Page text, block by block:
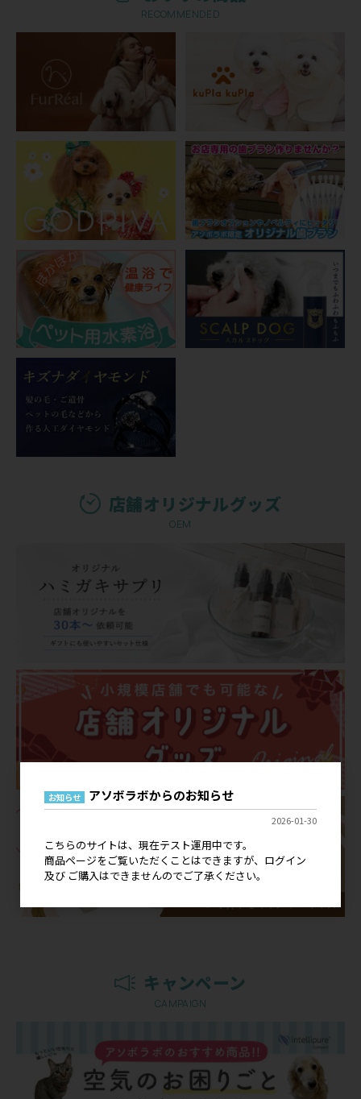
RECOMMENDED
店舗オリジナルグッズ
OEM
キャンペーン
CAMPAIGN
お知らせ アソボラボからのお知らせ
2026-01-30
こちらのサイトは、現在テスト運用中です。
商品ページをご覧いただくことはできますが、ログイン
及び ご購入はできませんのでご了承ください。